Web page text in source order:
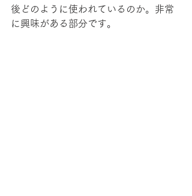
後どのように使われているのか。非常
に興味がある部分です。